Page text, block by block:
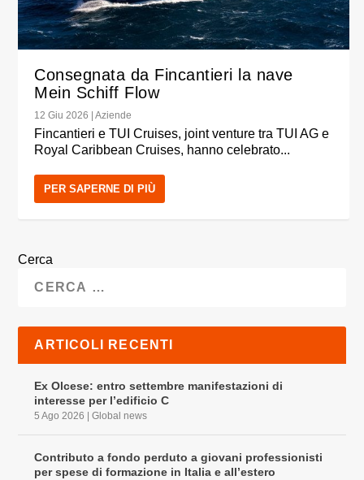
Consegnata da Fincantieri la nave
Mein Schiff Flow
12 Giu 2026 |Aziende
Fincantieri e TUI Cruises, joint venture tra TUI AG e
Royal Caribbean Cruises, hanno celebrato...
PER SAPERNE DI PIÙ
Cerca
ARTICOLI RECENTI
Ex Olcese: entro settembre manifestazioni di
interesse per l’edificio C
5 Ago 2026 |Global news
Contributo a fondo perduto a giovani professionisti
per spese di formazione in Italia e all’estero